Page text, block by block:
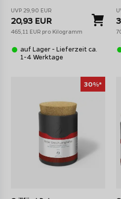
UVP 29,90 EUR
20,93 EUR
465,11 EUR pro Kilogramm
auf Lager - Lieferzeit ca.
1-4 Werktage
30%*